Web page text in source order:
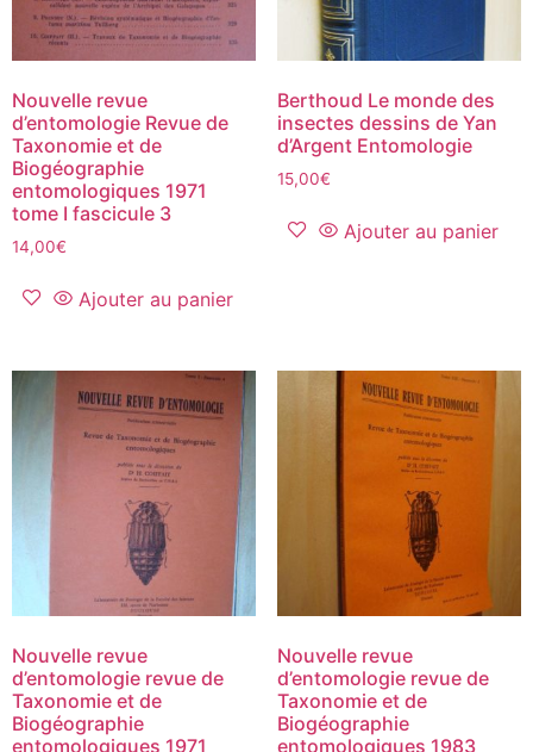
Nouvelle revue
d’entomologie Revue de
Taxonomie et de
Biogéographie
entomologiques 1971
tome I fascicule 3
14,00€
Ajouter au panier
Berthoud Le monde des
insectes dessins de Yan
d’Argent Entomologie
15,00€
Ajouter au panier
Nouvelle revue
d’entomologie revue de
Taxonomie et de
Biogéographie
entomologiques 1971
Nouvelle revue
d’entomologie revue de
Taxonomie et de
Biogéographie
entomologiques 1983